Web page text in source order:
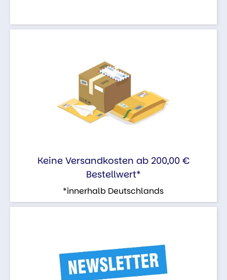
Keine Versandkosten ab 200,00 €
Bestellwert*
*innerhalb Deutschlands